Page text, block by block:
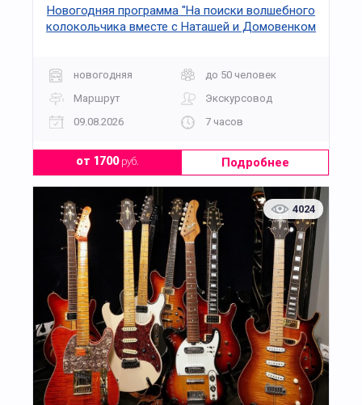
Новогодняя программа "На поиски волшебного
колокольчика вместе с Наташей и Домовенком
новогодняя
до 50 человек
Маршрут
Экскурсовод
09.08.2026
7 часов
от 1700руб. Подробнее
4024